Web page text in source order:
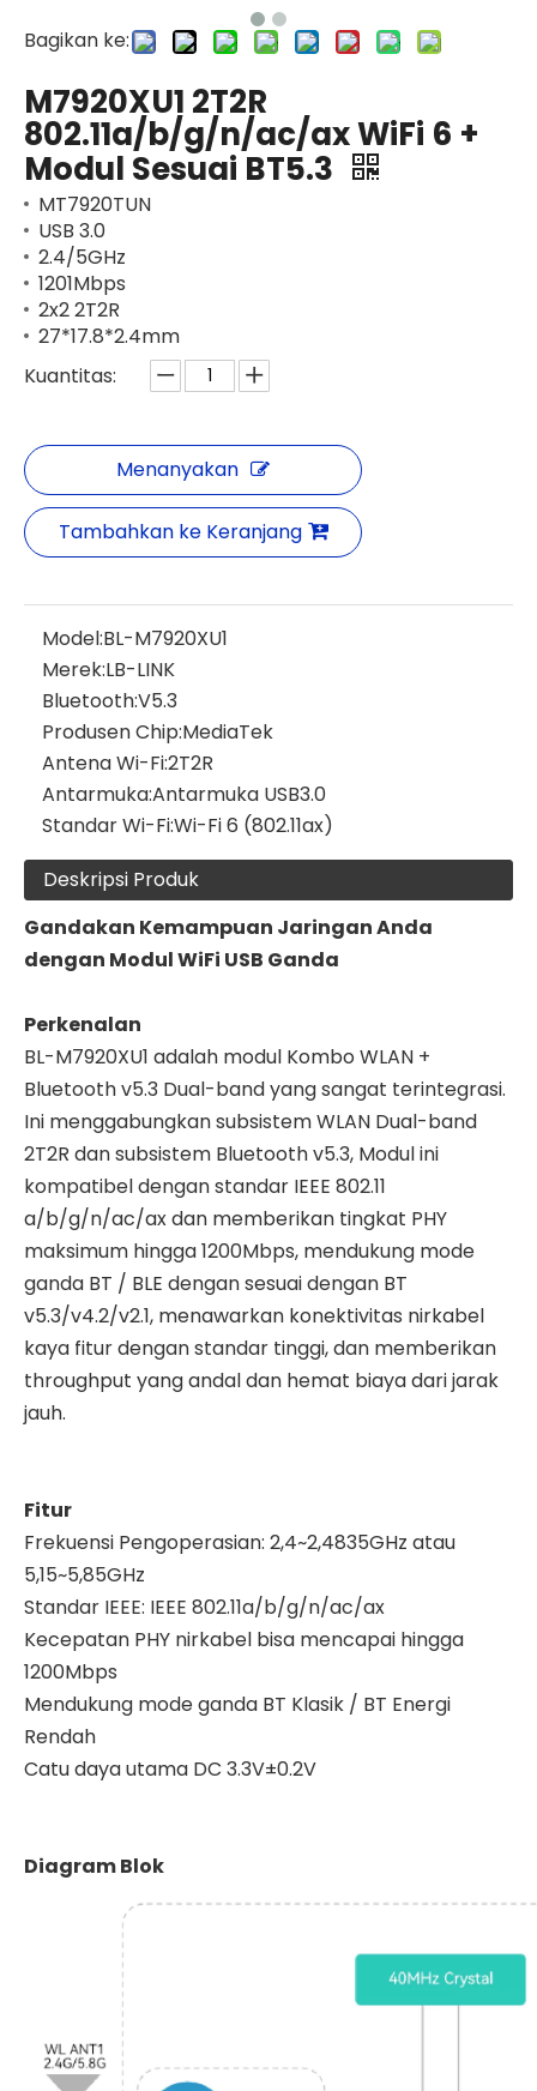
Bagikan ke:
M7920XU1 2T2R
802.11a/b/g/n/ac/ax WiFi 6 +
Modul Sesuai BT5.3
MT7920TUN
USB 3.0
2.4/5GHz
1201Mbps
2x2 2T2R
27*17.8*2.4mm
Kuantitas:
Menanyakan
Tambahkan ke Keranjang
Model:BL-M7920XU1
Merek:LB-LINK
Bluetooth:V5.3
Produsen Chip:MediaTek
Antena Wi-Fi:2T2R
Antarmuka:Antarmuka USB3.0
Standar Wi-Fi:Wi-Fi 6 (802.11ax)
Deskripsi Produk
Gandakan Kemampuan Jaringan Anda
dengan Modul WiFi USB Ganda
Perkenalan
BL-M7920XU1 adalah modul Kombo WLAN +
Bluetooth v5.3 Dual-band yang sangat terintegrasi.
Ini menggabungkan subsistem WLAN Dual-band
2T2R dan subsistem Bluetooth v5.3, Modul ini
kompatibel dengan standar IEEE 802.11
a/b/g/n/ac/ax dan memberikan tingkat PHY
maksimum hingga 1200Mbps, mendukung mode
ganda BT / BLE dengan sesuai dengan BT
v5.3/v4.2/v2.1, menawarkan konektivitas nirkabel
kaya fitur dengan standar tinggi, dan memberikan
throughput yang andal dan hemat biaya dari jarak
jauh.
Fitur
Frekuensi Pengoperasian: 2,4~2,4835GHz atau
5,15~5,85GHz
Standar IEEE: IEEE 802.11a/b/g/n/ac/ax
Kecepatan PHY nirkabel bisa mencapai hingga
1200Mbps
Mendukung mode ganda BT Klasik / BT Energi
Rendah
Catu daya utama DC 3.3V±0.2V
Diagram Blok